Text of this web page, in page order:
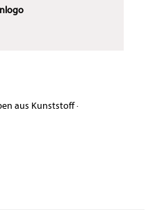
aus Kunststoff·